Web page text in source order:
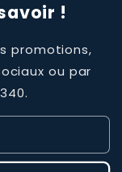
!
promotions,
ou par